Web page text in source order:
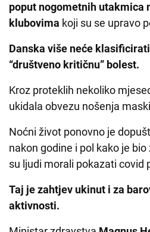
poput nogometnih utakmica
klubovima koji su se upravo
Danska više neće
“društveno kritičnu” bolest.
Kroz proteklih nekoliko
ukidala obvezu nošenja
Noćni život ponovno je
nakon godine i pol kako je
su ljudi morali pokazati covid
Taj je zahtjev ukinut i za
aktivnosti.